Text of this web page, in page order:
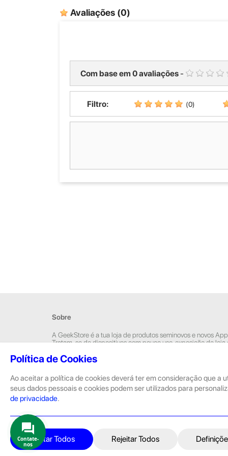
Política de Cookies
Ao aceitar a política de cookies deverá ter em consideração que a
seus dados pessoais e cookies podem ser utilizados para
de privacidade.
Aceitar Todos Rejeitar Todos
Avaliações (0)
Com base em 0avaliações-
Filtro: (0)
Sobre
A GeekStore é a tua loja de produtos seminovos e novos
Tratam-se de dispositivos com pouco uso, exposição de loja
Os seminovos são sempre sujeitos a uma inspeção rigorosa
Contate-
nos